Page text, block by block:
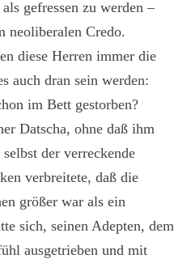
gefressen zu werden –
neoliberalen Credo.
diese Herren immer die
auch dran sein werden:
im Bett gestorben?
Datscha, ohne daß ihm
der verreckende
verbreitete, daß die
größer war als ein
sich, seinen Adepten, dem
ausgetrieben und mit